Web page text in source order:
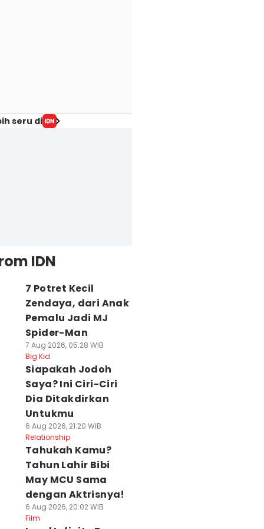
seru di
IDN
7 Potret Kecil
Zendaya, dari Anak
Pemalu Jadi MJ
Spider-Man
7 Aug 2026, 05:28 WIB
Big Kid
Siapakah Jodoh
Saya? Ini Ciri-Ciri
Dia Ditakdirkan
Untukmu
6 Aug 2026, 21:20 WIB
Relationship
Tahukah Kamu?
Tahun Lahir Bibi
May MCU Sama
dengan Aktrisnya!
6 Aug 2026, 20:02 WIB
Film